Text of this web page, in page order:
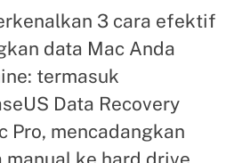
3 cara efektif
data Mac Anda
termasuk
Data Recovery
Pro, mencadangkan